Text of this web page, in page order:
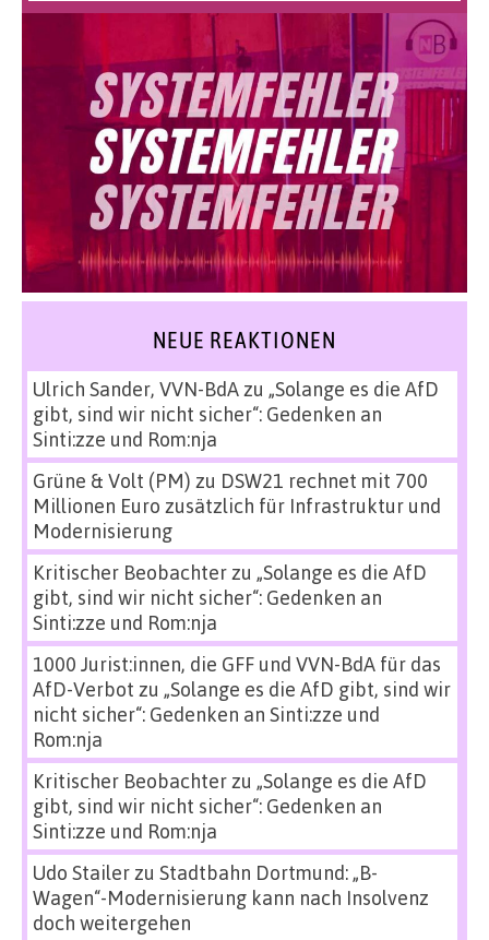
NEUE REAKTIONEN
Ulrich Sander, VVN-BdAzu „Solange es die AfD
gibt, sind wir nicht sicher“: Gedenken an
Sinti:zze und Rom:nja
Grüne & Volt (PM) zu DSW21 rechnet mit 700
Millionen Euro zusätzlich für Infrastruktur und
Modernisierung
Kritischer Beobachterzu „Solange es die AfD
gibt, sind wir nicht sicher“: Gedenken an
Sinti:zze und Rom:nja
1000 Jurist:innen, die GFF und VVN-BdA für das
AfD-Verbot zu „Solange es die AfD gibt, sind wir
nicht sicher“: Gedenken an Sinti:zze und
Rom:nja
Kritischer Beobachterzu „Solange es die AfD
gibt, sind wir nicht sicher“: Gedenken an
Sinti:zze und Rom:nja
Udo Stailerzu Stadtbahn Dortmund: „B-
Wagen“-Modernisierung kann nach Insolvenz
doch weitergehen